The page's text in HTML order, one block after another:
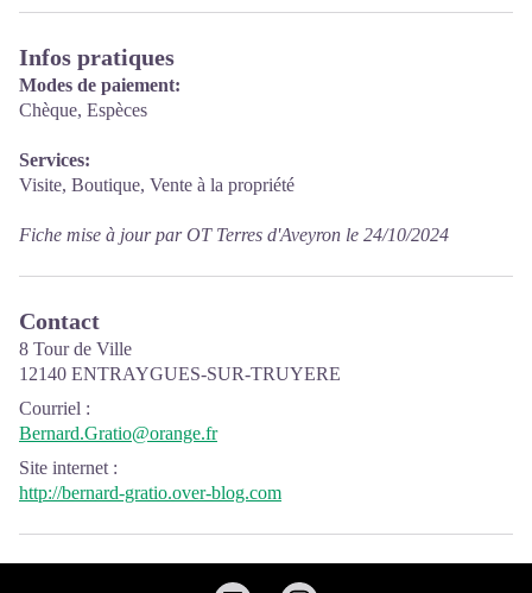
Infos pratiques
Modes de paiement:
Chèque, Espèces
Services:
Visite, Boutique, Vente à la propriété
Fiche mise à jour par OT Terres d'Aveyron le 24/10/2024
Contact
8 Tour de Ville
12140 ENTRAYGUES-SUR-TRUYERE
Courriel :
Bernard.Gratio@orange.fr
Site internet :
http://bernard-gratio.over-blog.com